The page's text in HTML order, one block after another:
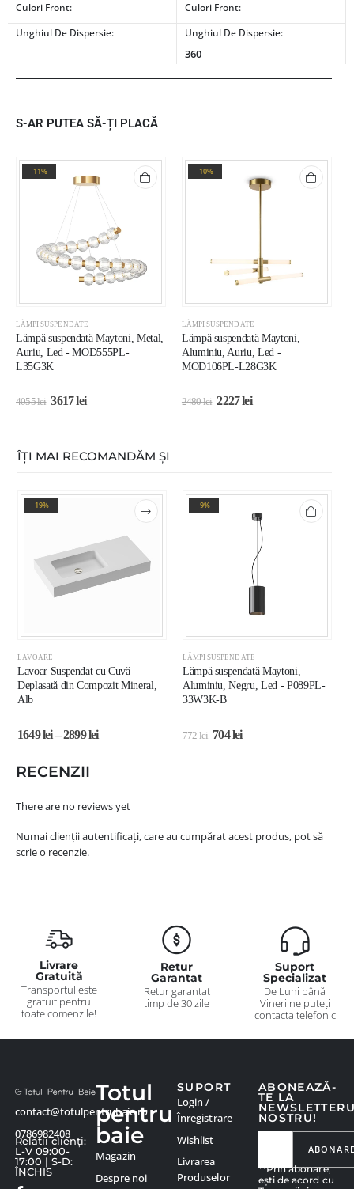
Culori Front:
Culori Front:
Unghiul De Dispersie:
Unghiul De Dispersie:
360
S-AR PUTEA SĂ-ȚI PLACĂ
-11%
LĂMPI SUSPENDATE
Lămpă suspendată Maytoni, Metal,
Auriu, Led - MOD555PL-
L35G3K
4055lei 3617lei
-10%
LĂMPI SUSPENDATE
Lămpă suspendată Maytoni,
Aluminiu, Auriu, Led -
MOD106PL-L28G3K
2480lei 2227lei
ÎȚI MAI RECOMANDĂM ȘI
-19%
LAVOARE
Lavoar Suspendat cu Cuvă
Deplasată din Compozit Mineral,
Alb
1649lei–2899lei
-9%
LĂMPI SUSPENDATE
Lămpă suspendată Maytoni,
Aluminiu, Negru, Led - P089PL-
33W3K-B
772lei 704lei
RECENZII
There are no reviews yet
Numai clienții autentificați, care au cumpărat acest produs, pot să
scrie o recenzie.
Livrare
Gratuită
Transportul este
gratuit pentru
toate comenzile!
Retur
Garantat
Retur garantat
timp de 30 zile
Suport
Specializat
De Luni până
Vineri ne puteți
contacta telefonic
contact@totulpentrubaie.ro
0786982408
Relatii clienți:
L-V 09:00-
17:00 | S-D:
ÎNCHIS
ABONEAZĂ-
TE LA
NOSTRU!
**Prin abonare,
ești de acord cu
Totul
pentru
baie
Magazin
Despre noi
SUPORT
Login /
Înregistrare
Wishlist
Livrarea
Produselor